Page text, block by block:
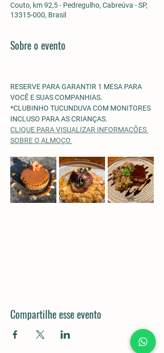
Couto, km 92,5 - Pedregulho, Cabreúva - SP,
13315-000, Brasil
Sobre o evento
RESERVE PARA GARANTIR 1 MESA PARA
VOCÊ E SUAS COMPANHIAS.
*CLUBINHO TUCUNDUVA COM MONITORES
INCLUSO PARA AS CRIANÇAS.
CLIQUE PARA VISUALIZAR INFORMAÇÕES
SOBRE O ALMOÇO
Compartilhe esse evento